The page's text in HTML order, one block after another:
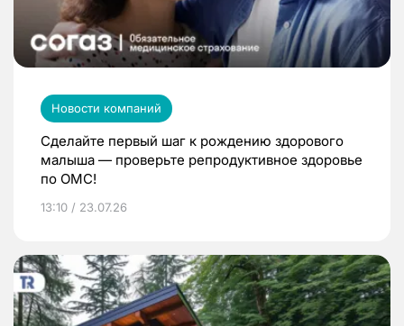
Новости компаний
Сделайте первый шаг к рождению здорового
малыша — проверьте репродуктивное здоровье
по ОМС!
13:10 / 23.07.26